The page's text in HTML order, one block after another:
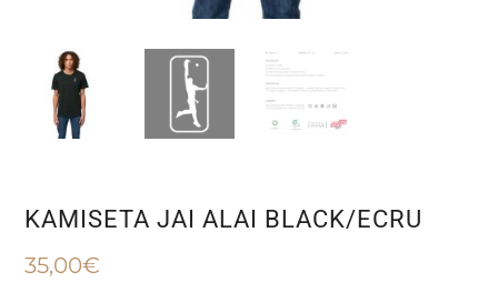
KAMISETA JAI ALAI BLACK/ECRU
35,00€